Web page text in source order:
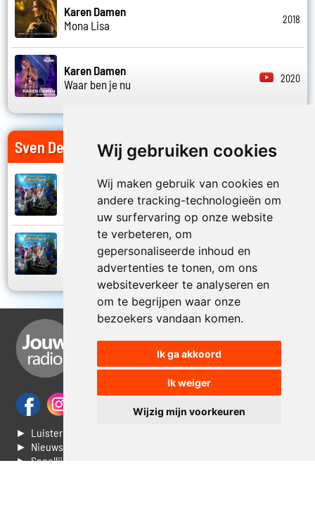
Wij gebruiken cookies
Wij maken gebruik van cookies en
andere tracking-technologieën om
uw surfervaring op onze website
te verbeteren, om
gepersonaliseerde inhoud en
advertenties te tonen, om ons
websiteverkeer te analyseren en
om te begrijpen waar onze
bezoekers vandaan komen.
Ik ga akkoord
Ik weiger
Wijzig mijn voorkeuren
Karen Damen
Mona Lisa
2018
Karen Damen
Waar ben je nu
2020
Sven De Ridder op Jouwradio
G-string
Christmas comeback
2024
Sven De Ridder, Ivan Pecnik en Gunther
Mieke hou u vast
► Luisteren naar Jouwradio
► Nieuws
► Speellijst